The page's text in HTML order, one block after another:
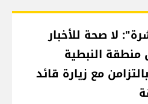
لا صحة للأخبار
النبطية
مع زيارة قائد